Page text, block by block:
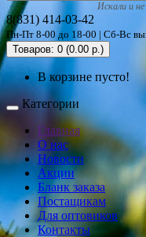
Искали и
8(831) 414-03-42
Пн-Пт 8-00 до 18-00 | Сб-Вс
Товаров: 0 (0.00 р.)
В корзине пусто!
Категории
Главная
О нас
Новости
Акции
Бланк заказа
Постащикам
Для оптовиков
Контакты